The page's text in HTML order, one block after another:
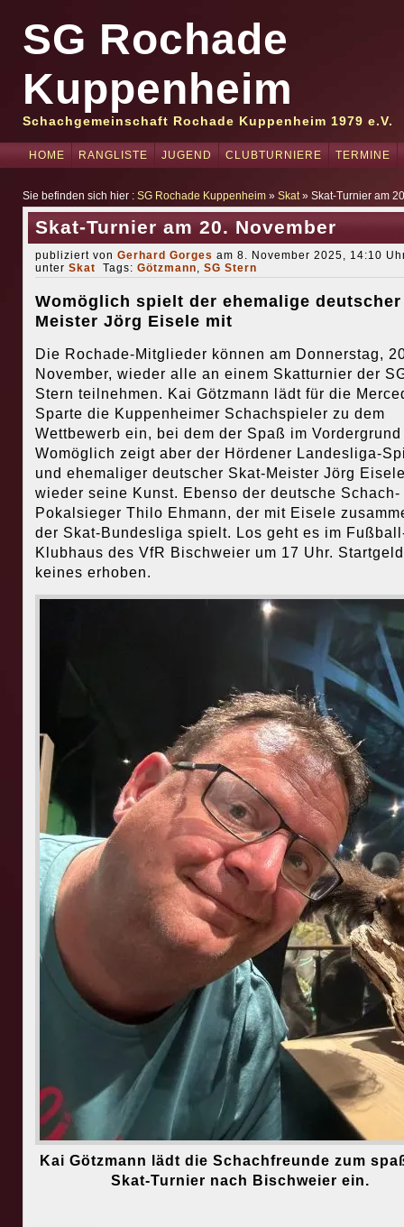
SG Rochade
Kuppenheim
Schachgemeinschaft Rochade Kuppenheim 1979 e.V.
HOME RANGLISTE JUGEND CLUBTURNIERE TERMINE
Sie befinden sich hier : SG Rochade Kuppenheim» Skat» Skat-Turnier am
Skat-Turnier am 20. November
publiziert von Gerhard Gorges am 8. November 2025, 14:10
unter Skat Tags: Götzmann, SG Stern
Womöglich spielt der ehemalige deutscher
Meister Jörg Eisele mit
Die Rochade-Mitglieder können am Donnerstag,
November, wieder alle an einem Skatturnier der
Stern teilnehmen. Kai Götzmann lädt für die
Sparte die Kuppenheimer Schachspieler zu dem
Wettbewerb ein, bei dem der Spaß im
Womöglich zeigt aber der Hördener Landesliga-
und ehemaliger deutscher Skat-Meister Jörg
wieder seine Kunst. Ebenso der deutsche Schach-
Pokalsieger Thilo Ehmann, der mit Eisele
der Skat-Bundesliga spielt. Los geht es im
Klubhaus des VfR Bischweier um 17 Uhr.
keines erhoben.
Kai Götzmann lädt die Schachfreunde zum
Skat-Turnier nach Bischweier ein.